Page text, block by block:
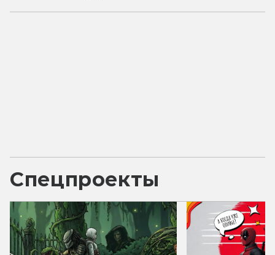
Спецпроекты